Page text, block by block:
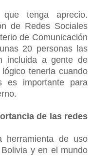
tenga aprecio.
de Redes Sociales
de Comunicación
20 personas las
incluida a gente de
tenerla cuando
es importante para
de las redes
de uso
y en el mundo